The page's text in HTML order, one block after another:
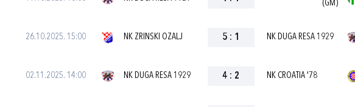
(GM)
26.10.2025. 15:00 NK ZRINSKI OZALJ 5 : 1 NK DUGA RESA 1929
02.11.2025. 14:00 NK DUGA RESA 1929 4 : 2 NK CROATIA '78